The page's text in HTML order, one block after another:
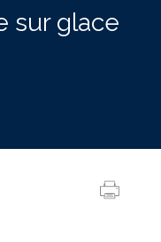
sur glace